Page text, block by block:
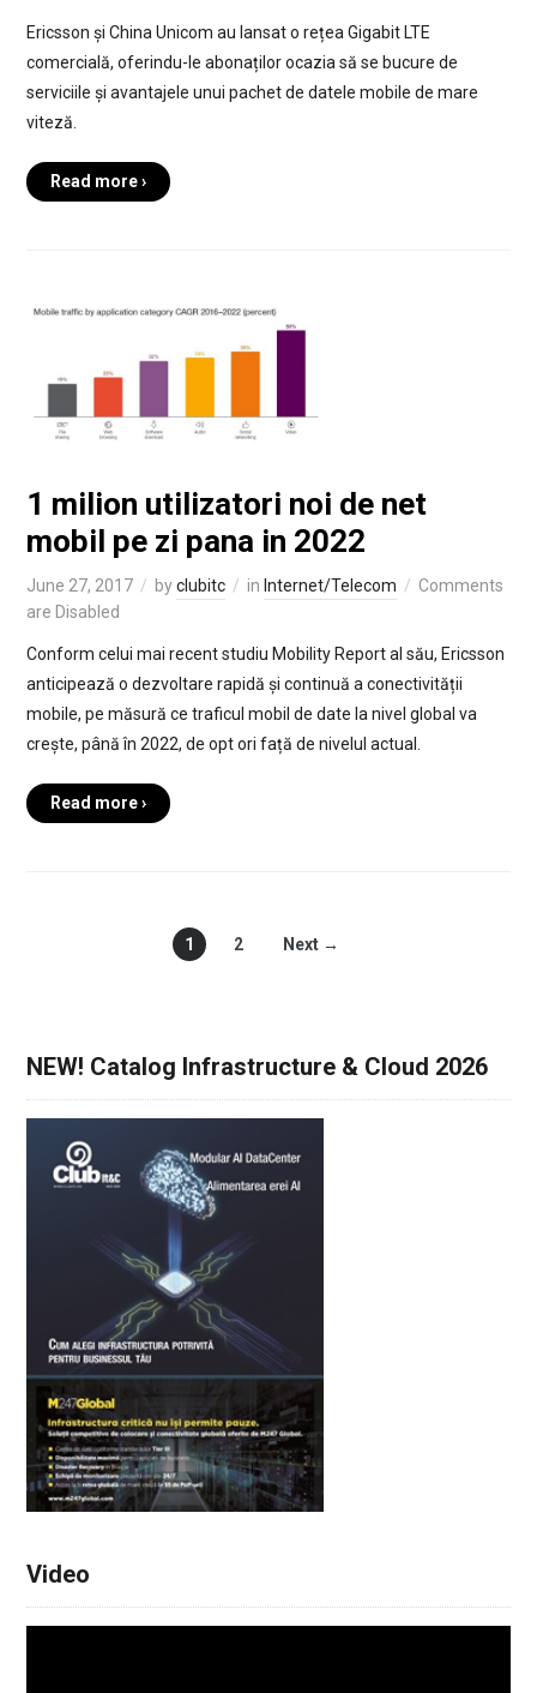
Ericsson și China Unicom au lansat o rețea Gigabit LTE
comercială, oferindu-le abonaților ocazia să se bucure de
serviciile și avantajele unui pachet de datele mobile de mare
viteză.
Read more ›
1 milion utilizatori noi de net
mobil pe zi pana in 2022
June 27, 2017 byclubitc in Internet/Telecom
Comments
are Disabled
Conform celui mai recent studiu Mobility Report al său, Ericsson
anticipează o dezvoltare rapidă și continuă a conectivității
mobile, pe măsură ce traficul mobil de date la nivel global va
crește, până în 2022, de opt ori față de nivelul actual.
Read more ›
1 2 Next →
NEW! Catalog Infrastructure & Cloud 2026
Video